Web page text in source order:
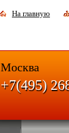
На главную
Москва
+7(495)